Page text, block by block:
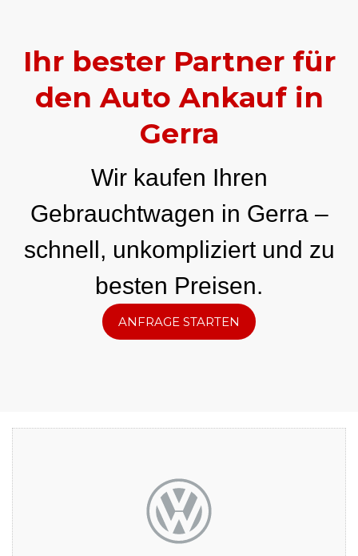
Ihr bester Partner für
den Auto Ankauf in
Gerra
Wir kaufen Ihren
Gebrauchtwagen in Gerra –
schnell, unkompliziert und zu
besten Preisen.
ANFRAGE STARTEN